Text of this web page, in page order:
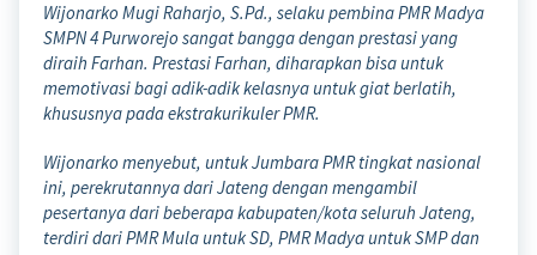
Wijonarko Mugi Raharjo, S.Pd., selaku pembina PMR Madya
SMPN 4 Purworejo sangat bangga dengan prestasi yang
diraih Farhan. Prestasi Farhan, diharapkan bisa untuk
memotivasi bagi adik-adik kelasnya untuk giat berlatih,
khususnya pada ekstrakurikuler PMR.
Wijonarko menyebut, untuk Jumbara PMR tingkat nasional
ini, perekrutannya dari Jateng dengan mengambil
pesertanya dari beberapa kabupaten/kota seluruh Jateng,
terdiri dari PMR Mula untuk SD, PMR Madya untuk SMP dan